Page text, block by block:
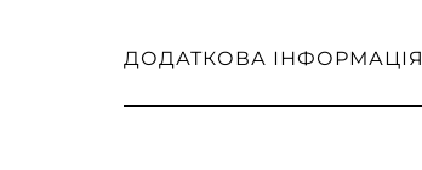
ДОДАТКОВА ІНФОРМАЦІЯ